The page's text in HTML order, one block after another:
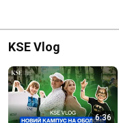
KSE Vlog
6:36